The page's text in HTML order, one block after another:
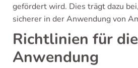
gefördert wird. Dies trägt dazu
sicherer in der Anwendung von
Richtlinien für
Anwendung